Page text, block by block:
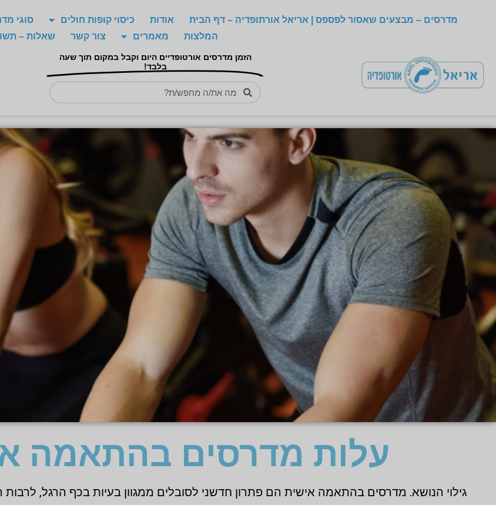
מדרסים – מבצעים שאסור לפספס | אריאל אורתופדיה – דף הבית אודות כיסוי קופות חולים סוגי
המלצות
מאמרים צור קשר שאלות –
הזמן מדרסים אורטופדיים היום וקבל במקום תוך שעה
בלבד!
עלות מדרסים בהתאמה
גילוי הנושא. מדרסים בהתאמה אישית הם פתרון חדשני לסובלים ממגוון בעיות בכף הרגל, לרבות